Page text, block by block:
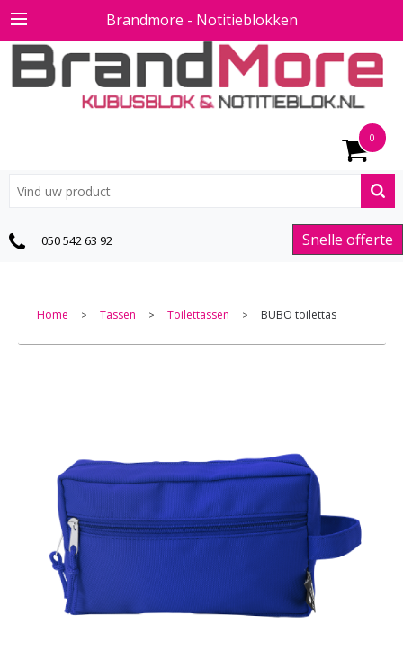
Brandmore - Notitieblokken
0
Snelle offerte
050 542 63 92
Home > Tassen > Toilettassen > BUBO toilettas